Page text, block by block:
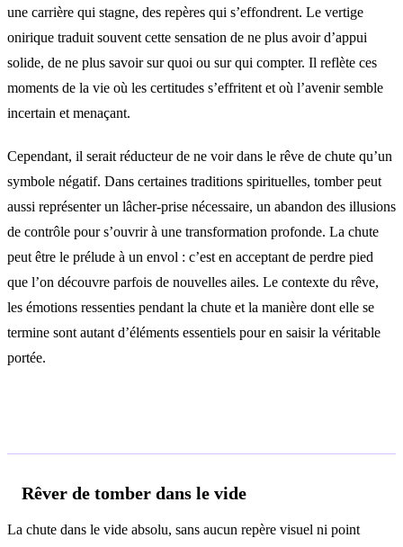
une carrière qui stagne, des repères qui s’effondrent. Le vertige
onirique traduit souvent cette sensation de ne plus avoir d’appui
solide, de ne plus savoir sur quoi ou sur qui compter. Il reflète ces
moments de la vie où les certitudes s’effritent et où l’avenir semble
incertain et menaçant.
Cependant, il serait réducteur de ne voir dans le rêve de chute qu’un
symbole négatif. Dans certaines traditions spirituelles, tomber peut
aussi représenter un lâcher-prise nécessaire, un abandon des illusions
de contrôle pour s’ouvrir à une transformation profonde. La chute
peut être le prélude à un envol : c’est en acceptant de perdre pied
que l’on découvre parfois de nouvelles ailes. Le contexte du rêve,
les émotions ressenties pendant la chute et la manière dont elle se
termine sont autant d’éléments essentiels pour en saisir la véritable
portée.
Rêver de tomber dans le vide
La chute dans le vide absolu, sans aucun repère visuel ni point